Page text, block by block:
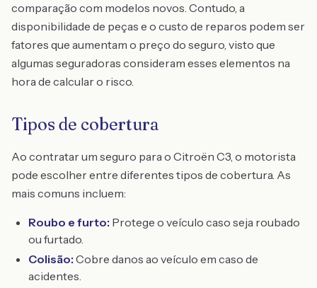
comparação com modelos novos. Contudo, a
disponibilidade de peças e o custo de reparos podem ser
fatores que aumentam o preço do seguro, visto que
algumas seguradoras consideram esses elementos na
hora de calcular o risco.
Tipos de cobertura
Ao contratar um seguro para o Citroën C3, o motorista
pode escolher entre diferentes tipos de cobertura. As
mais comuns incluem:
Roubo e furto: Protege o veículo caso seja roubado
ou furtado.
Colisão: Cobre danos ao veículo em caso de
acidentes.